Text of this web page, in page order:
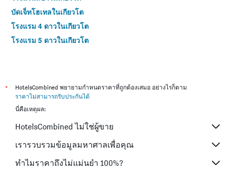
บัดเจ็ทโฮเทลในเกียวโต
โรงแรม 4 ดาวในเกียวโต
โรงแรม 5 ดาวในเกียวโต
*
HotelsCombined พยายามกำหนดราคาที่ถูกต้องเสมอ อย่างไรก็ตาม
ราคาไม่สามารถรับประกันได้
นี่คือเหตุผล:
HotelsCombined ไม่ใช่ผู้ขาย
เรารวบรวมข้อมูลมหาศาลเพื่อคุณ
ทำไมราคาถึงไม่แม่นยำ 100%?